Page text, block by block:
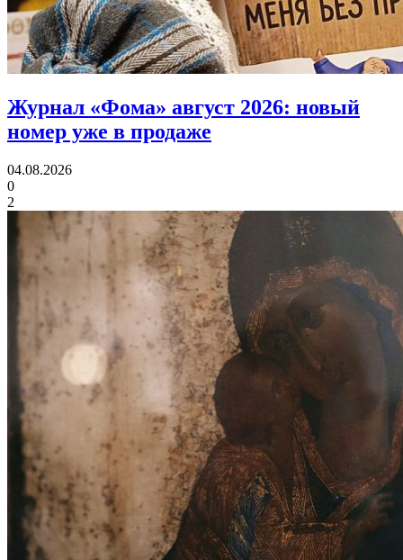
Журнал «Фома» август 2026: новый
номер уже в продаже
04.08.2026
0
2